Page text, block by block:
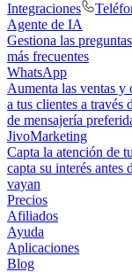
Integraciones
Agente de IA
Gestiona las preguntas
más frecuentes
WhatsApp
Aumenta las ventas y
a tus clientes a través
de mensajería
JivoMarketing
Capta la atención de
capta su interés antes
vayan
Precios
Afiliados
Ayuda
Aplicaciones
Blog